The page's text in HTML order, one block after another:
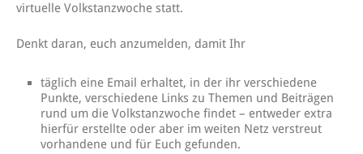
virtuelle Volkstanzwoche statt.
Denkt daran, euch anzumelden, damit Ihr
täglich eine Email erhaltet, in der ihr verschiedene
Punkte, verschiedene Links zu Themen und Beiträgen
rund um die Volkstanzwoche findet – entweder extra
hierfür erstellte oder aber im weiten Netz verstreut
vorhandene und für Euch gefunden.